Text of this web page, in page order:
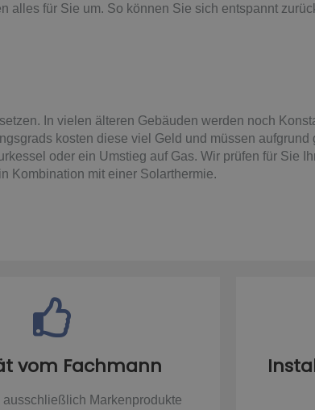
alles für Sie um. So können Sie sich entspannt
In vielen älteren Gebäuden werden noch
kosten diese viel Geld und müssen aufgrund
oder ein Umstieg auf Gas. Wir prüfen für Sie
Kombination mit einer Solarthermie.
vom Fachmann
ausschließlich Markenprodukte